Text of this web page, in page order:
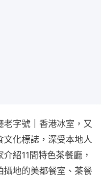
字號｜香港冰室，又
化標誌，深受本地人
紹11間特色茶餐廳，
地的美都餐室、茶餐